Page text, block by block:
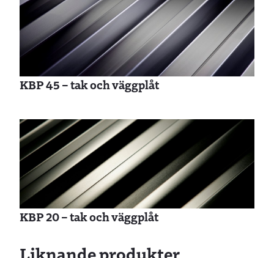
KBP 45 – tak och väggplåt
KBP 20 – tak och väggplåt
Liknande produkter